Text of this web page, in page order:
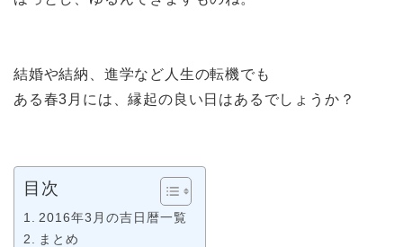
結婚や結納、進学など人生の転機でも
ある春3月には、縁起の良い日はあるでしょうか？
目次
2016年3月の吉日暦一覧
まとめ